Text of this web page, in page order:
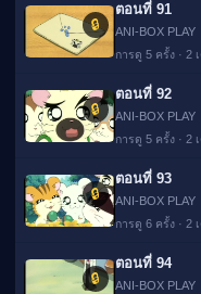
🔒
ตอนที่ 91
ANI-BOX PLAY
การดู 5 ครั้ง · 2
🔒
ตอนที่ 92
ANI-BOX PLAY
การดู 5 ครั้ง · 2
🔒
ตอนที่ 93
ANI-BOX PLAY
การดู 6 ครั้ง · 2
🔒
ตอนที่ 94
ANI-BOX PLAY